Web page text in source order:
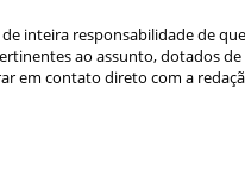
inteira responsabilidade de
ao assunto, dotados
em contato direto com a